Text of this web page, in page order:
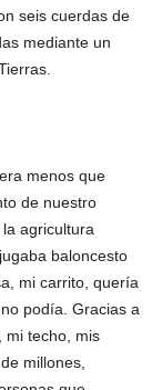
seis cuerdas de
mediante un
menos que
de nuestro
agricultura
baloncesto
mi carrito, quería
podía. Gracias a
mi techo, mis
millones,